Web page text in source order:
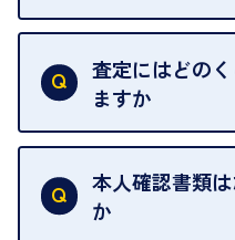
可能な限り、迅速
グオフが可能です。
契約破棄という形で
きます。
売却当日を含む8日
出張買取のお品物は
一切いただいてお
だけない場合は、そ
ございません。お気
査定にはどの
ますか
お品物の内容や点
取の場合は1点あた
お品物の場合は、
本人確認書類
か